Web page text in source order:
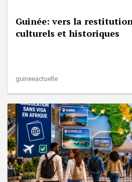
Guinée: vers la
culturels et historiques
guineeactuelle